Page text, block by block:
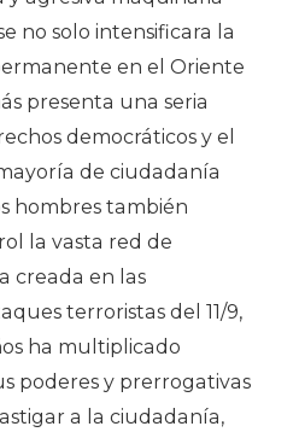
no solo intensificara la
en el Oriente
presenta una seria
democráticos y el
de ciudadanía
hombres también
la vasta red de
creada en las
terroristas del 11/9,
ha multiplicado
poderes y prerrogativas
a la ciudadanía,